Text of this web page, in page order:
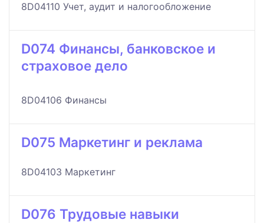
8D04110 Учет, аудит и налогообложение
D074 Финансы, банковское и
страховое дело
8D04106 Финансы
D075 Маркетинг и реклама
8D04103 Маркетинг
D076 Трудовые навыки